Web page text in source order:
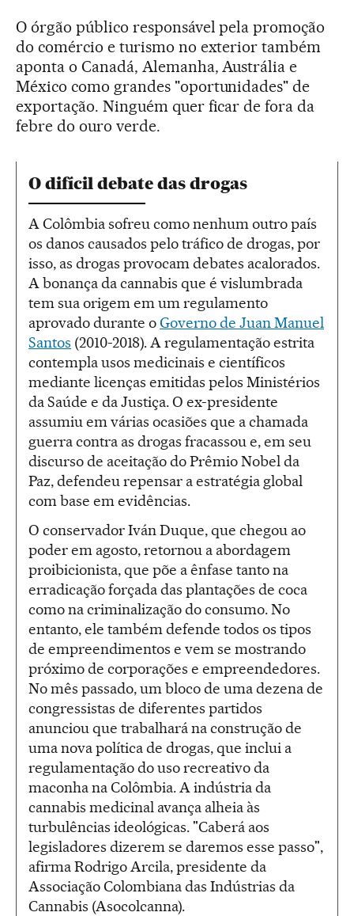
O órgão público responsável pela promoção
do comércio e turismo no exterior também
aponta o Canadá, Alemanha, Austrália e
México como grandes "oportunidades" de
exportação. Ninguém quer ficar de fora da
febre do ouro verde.
O difícil debate das drogas
A Colômbia sofreu como nenhum outro país
os danos causados pelo tráfico de drogas, por
isso, as drogas provocam debates acalorados.
A bonança da cannabis que é vislumbrada
tem sua origem em um regulamento
aprovado durante oGoverno de Juan Manuel
Santos (2010-2018). A regulamentação estrita
contempla usos medicinais e científicos
mediante licenças emitidas pelos Ministérios
da Saúde e da Justiça. O ex-presidente
assumiu em várias ocasiões que a chamada
guerra contra as drogas fracassou e, em seu
discurso de aceitação do Prêmio Nobel da
Paz, defendeu repensar a estratégia global
com base em evidências.
O conservador Iván Duque, que chegou ao
poder em agosto, retornou a abordagem
proibicionista, que põe a ênfase tanto na
erradicação forçada das plantações de coca
como na criminalização do consumo. No
entanto, ele também defende todos os tipos
de empreendimentos e vem se mostrando
próximo de corporações e empreendedores.
No mês passado, um bloco de uma dezena de
congressistas de diferentes partidos
anunciou que trabalhará na construção de
uma nova política de drogas, que inclui a
regulamentação do uso recreativo da
maconha na Colômbia. A indústria da
cannabis medicinal avança alheia às
turbulências ideológicas. "Caberá aos
legisladores dizerem se daremos esse passo",
afirma Rodrigo Arcila, presidente da
Associação Colombiana das Indústrias da
Cannabis (Asocolcanna).